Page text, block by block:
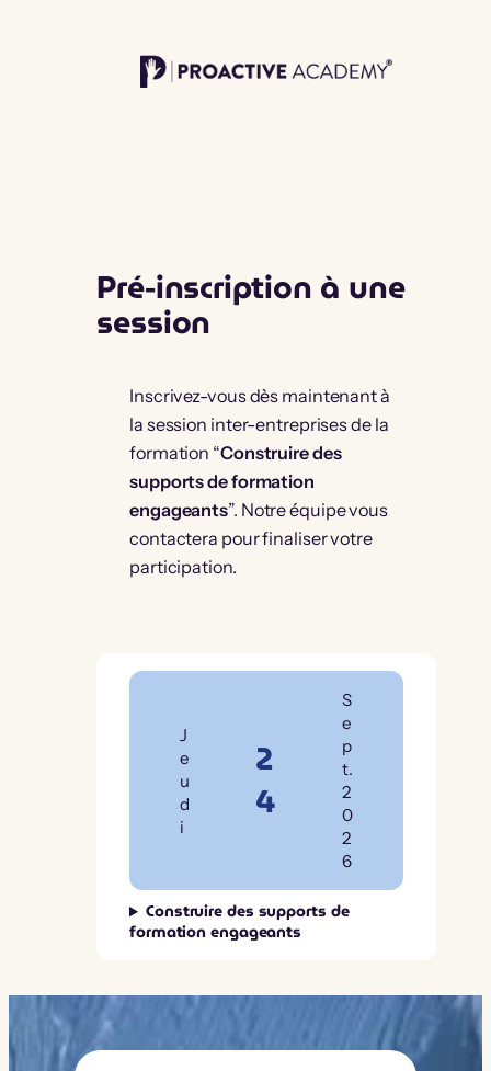
Pré-inscription à une
session
Inscrivez-vous dès maintenant à
la session inter-entreprises de la
formation “Construire des
supports de formation
engageants”. Notre équipe vous
contactera pour finaliser votre
participation.
J
e
u
d
i
2
4
S
e
p
t.
2
0
2
6
Construire des supports de
formation engageants